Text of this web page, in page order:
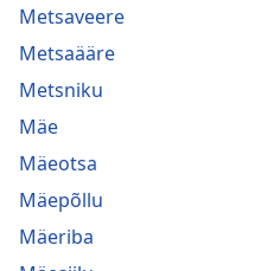
Metsaveere
Metsaääre
Metsniku
Mäe
Mäeotsa
Mäepõllu
Mäeriba